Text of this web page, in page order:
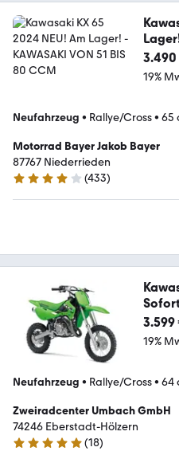
19%
Neufahrzeug • Rallye/Cross• 65
Motorrad Bayer Jakob Bayer
87767 Niederrieden
4.2 Sterne
(433)
3.599
19%
Neufahrzeug • Rallye/Cross• 64
Zweiradcenter Umbach GmbH
74246 Eberstadt-Hölzern
5 Sterne
(18)